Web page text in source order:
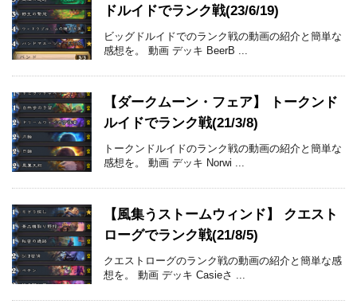
ドルイドでランク戦(23/6/19)
ビッグドルイドでのランク戦の動画の紹介と簡単な
感想を。 動画 デッキ BeerB ...
【ダークムーン・フェア】 トークンド
ルイドでランク戦(21/3/8)
トークンドルイドのランク戦の動画の紹介と簡単な
感想を。 動画 デッキ Norwi ...
【風集うストームウィンド】 クエスト
ローグでランク戦(21/8/5)
クエストローグのランク戦の動画の紹介と簡単な感
想を。 動画 デッキ Casieさ ...